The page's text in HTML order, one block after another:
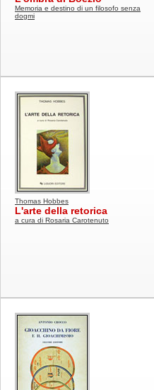
Memoria e destino di un filosofo senza
dogmi
Thomas Hobbes
L'arte della retorica
a cura di Rosaria Carotenuto